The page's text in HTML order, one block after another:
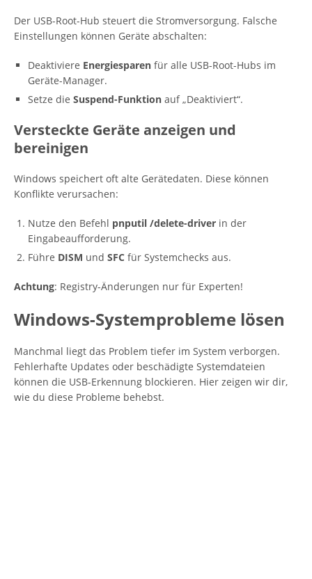
Der USB-Root-Hub steuert die Stromversorgung. Falsche
Einstellungen können Geräte abschalten:
Deaktiviere Energiesparen für alle USB-Root-Hubs im
Geräte-Manager.
Setze die Suspend-Funktion auf „Deaktiviert“.
Versteckte Geräte anzeigen und
bereinigen
Windows speichert oft alte Gerätedaten. Diese können
Konflikte verursachen:
Nutze den Befehl pnputil /delete-driver in der
Eingabeaufforderung.
Führe DISM und SFC für Systemchecks aus.
Achtung: Registry-Änderungen nur für Experten!
Windows-Systemprobleme lösen
Manchmal liegt das Problem tiefer im System verborgen.
Fehlerhafte Updates oder beschädigte Systemdateien
können die USB-Erkennung blockieren. Hier zeigen wir dir,
wie du diese Probleme behebst.